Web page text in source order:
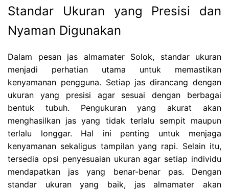
Standar Ukuran yang Presisi dan
Nyaman Digunakan
Dalam pesan jas almamater Solok, standar ukuran
menjadi perhatian utama untuk memastikan
kenyamanan pengguna. Setiap jas dirancang dengan
ukuran yang presisi agar sesuai dengan berbagai
bentuk tubuh. Pengukuran yang akurat akan
menghasilkan jas yang tidak terlalu sempit maupun
terlalu longgar. Hal ini penting untuk menjaga
kenyamanan sekaligus tampilan yang rapi. Selain itu,
tersedia opsi penyesuaian ukuran agar setiap individu
mendapatkan jas yang benar-benar pas. Dengan
standar ukuran yang baik, jas almamater akan